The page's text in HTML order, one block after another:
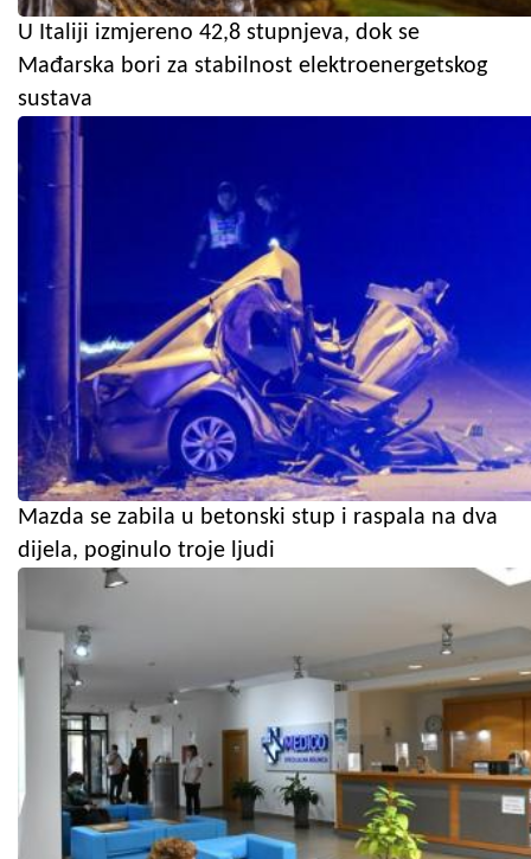
U Italiji izmjereno 42,8 stupnjeva, dok se
Mađarska bori za stabilnost elektroenergetskog
sustava
Mazda se zabila u betonski stup i raspala na dva
dijela, poginulo troje ljudi